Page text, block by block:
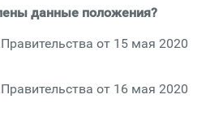
данные положения?
от 15 мая 2020
от 16 мая 2020